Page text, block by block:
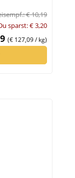
€ 10,19
sparst: € 3,20
(€ 127,09 / kg)